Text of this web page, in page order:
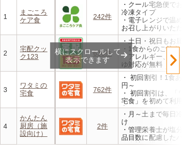
1
まごころ
ケア食
242件
・クール宅急便で
冷凍タイプ
・電子レンジで温
お召し上がりいただ
・メニューの組み
理栄養士にお任せ
・定期は通常価格
んと20％OFF！
2
宅配クッ
ク123
636件
・土日・祝日もお届
・1食からのご注文
・アレルギー、き
ゆ対応が無料
・無料試食・安否
対応あり
3
ワタミの
宅食
762件
・ 初回割引！1食
円～
・ 初回割引は、「
宅食」を初めて利用
方、または6か月以
お休みされている
なります。※「好い
ず」「好い日の御
外
4
かんたん
厨房（施
設向け）
2件
・月～土まで毎日
け
・管理栄養士が塩
品目数に配慮した
・自社工場で厳格
横にスクロールして
表示できます